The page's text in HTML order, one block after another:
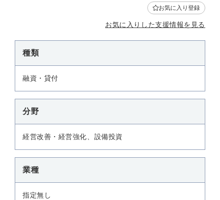
お気に入り登録
お気に入りした支援情報を見る
種類
融資・貸付
分野
経営改善・経営強化、設備投資
業種
指定無し